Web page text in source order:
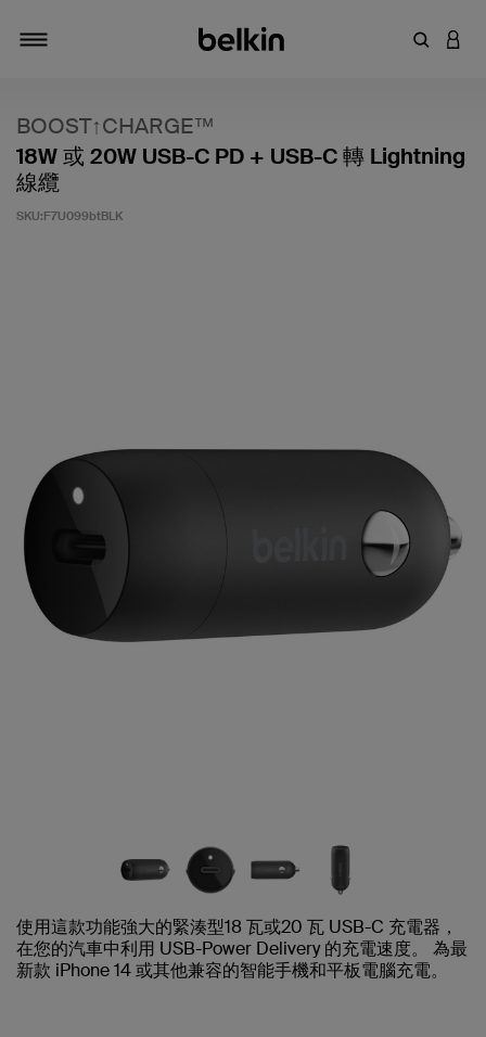
輸入關鍵
登入
BOOST↑CHARGE™
18W 或 20W USB-C PD + USB-C 轉 Lightning
線纜
SKU:F7U099btBLK
使用這款功能強大的緊湊型18 瓦或20 瓦 USB-C 充電器，
在您的汽車中利用 USB-Power Delivery 的充電速度。 為最
新款 iPhone 14 或其他兼容的智能手機和平板電腦充電。